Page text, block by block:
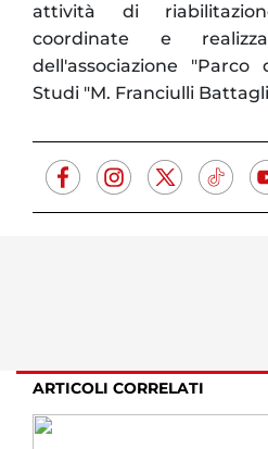
attività di
coordinate e
dell'associazione
Studi "M. Franciulli
ARTICOLI CORRELATI